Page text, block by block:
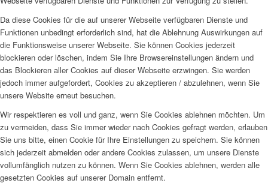
Da diese Cookies für die auf unserer Webseite verfügbaren Dienste und
Funktionen unbedingt erforderlich sind, hat die Ablehnung Auswirkungen auf
die Funktionsweise unserer Webseite. Sie können Cookies jederzeit
blockieren oder löschen, indem Sie Ihre Browsereinstellungen ändern und
das Blockieren aller Cookies auf dieser Webseite erzwingen. Sie werden
jedoch immer aufgefordert, Cookies zu akzeptieren / abzulehnen, wenn Sie
unsere Website erneut besuchen.
Wir respektieren es voll und ganz, wenn Sie Cookies ablehnen möchten. Um
zu vermeiden, dass Sie immer wieder nach Cookies gefragt werden, erlauben
Sie uns bitte, einen Cookie für Ihre Einstellungen zu speichern. Sie können
sich jederzeit abmelden oder andere Cookies zulassen, um unsere Dienste
vollumfänglich nutzen zu können. Wenn Sie Cookies ablehnen, werden alle
gesetzten Cookies auf unserer Domain entfernt.